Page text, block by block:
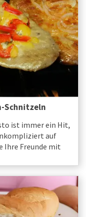
Schnitzeln
ist immer ein Hit,
auf
Ihre Freunde mit